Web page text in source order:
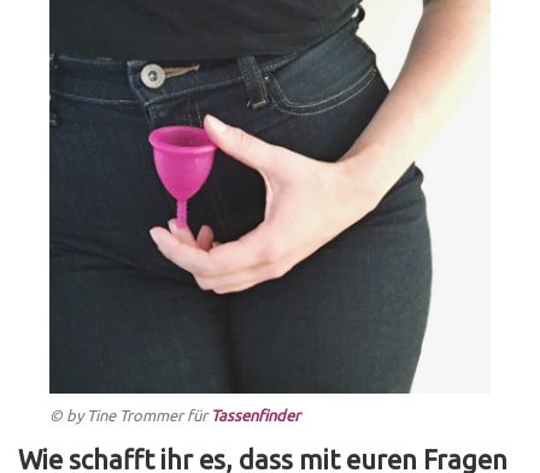
© by Tine Trommerfür Tassenfinder
Wie schafft ihr es, dass mit euren Fragen